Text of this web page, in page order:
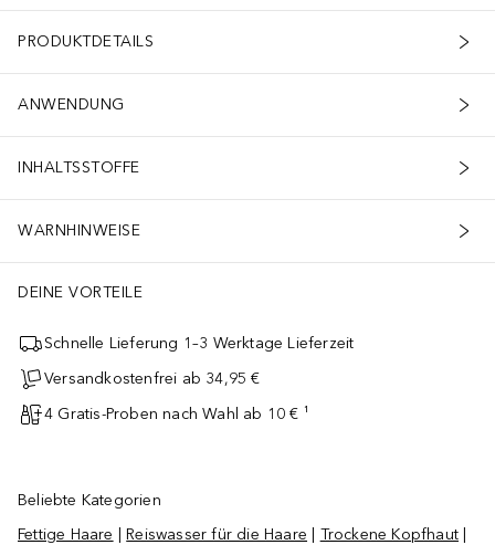
PRODUKTDETAILS
ANWENDUNG
INHALTSSTOFFE
WARNHINWEISE
DEINE VORTEILE
Schnelle Lieferung 1–3 Werktage Lieferzeit
Versandkostenfrei ab 34,95 €
4 Gratis-Proben nach Wahl ab 10 € ¹
Beliebte Kategorien
Fettige Haare |Reiswasser für die Haare Trockene Kopfhaut